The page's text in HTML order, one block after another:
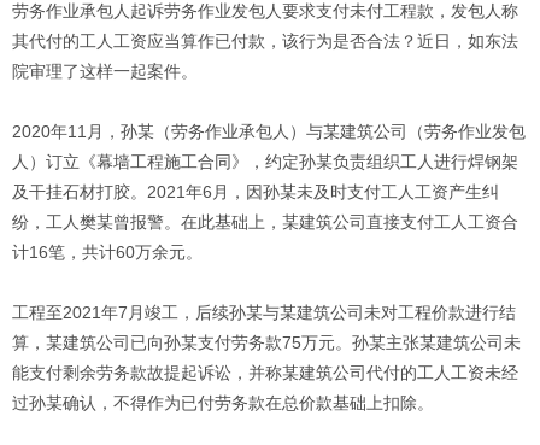
劳务作业承包人起诉劳务作业发包人要求支付未付工程款，发包人称
其代付的工人工资应当算作已付款，该行为是否合法？近日，如东法
院审理了这样一起案件。
2020年11月，孙某（劳务作业承包人）与某建筑公司（劳务作业发包
人）订立《幕墙工程施工合同》，约定孙某负责组织工人进行焊钢架
及干挂石材打胶。2021年6月，因孙某未及时支付工人工资产生纠
纷，工人樊某曾报警。在此基础上，某建筑公司直接支付工人工资合
计16笔，共计60万余元。
工程至2021年7月竣工，后续孙某与某建筑公司未对工程价款进行结
算，某建筑公司已向孙某支付劳务款75万元。孙某主张某建筑公司未
能支付剩余劳务款故提起诉讼，并称某建筑公司代付的工人工资未经
过孙某确认，不得作为已付劳务款在总价款基础上扣除。